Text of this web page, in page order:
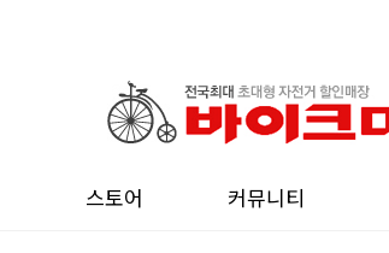
스토어 커뮤니티